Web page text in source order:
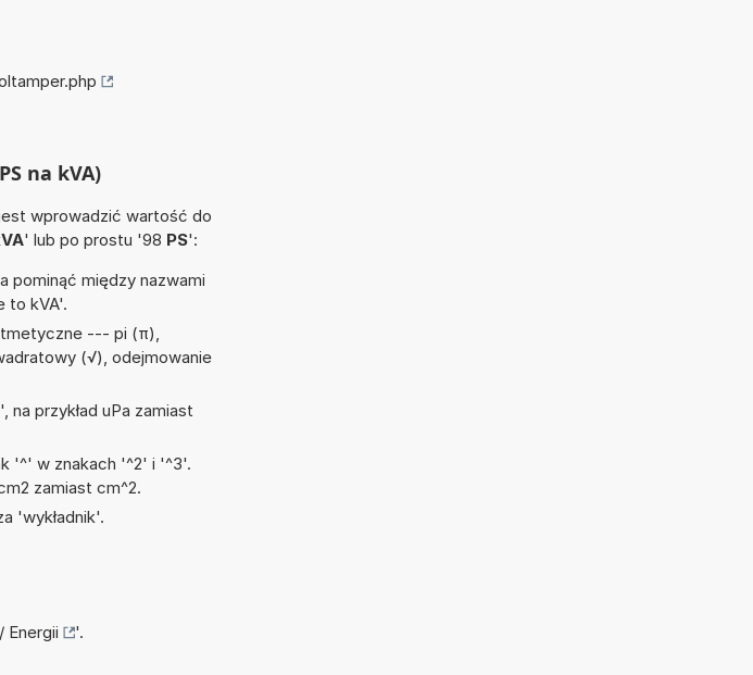
na kVA)
wprowadzić wartość do
' lub po prostu '98 PS':
między nazwami
to kVA'.
--- pi (π),
(√), odejmowanie
przykład uPa zamiast
'^' w znakach '^2' i '^3'.
zamiast cm^2.
'wykładnik'.
Energii
'.